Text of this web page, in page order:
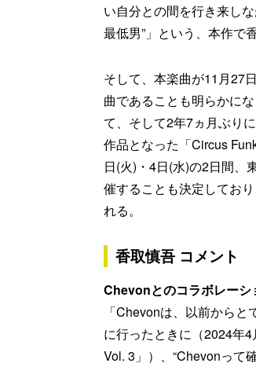
い自分との間を行き来し
最低男”」という、本作で
そして、本楽曲が11月27
曲であることも明らかに
て、そして2年7ヵ月ぶり
作品となった「Circus
日(火)・4日(水)の2日間、
催することも決定してお
れる。
香取慎吾 コメント
Chevonとのコラボレーシ
「Chevonは、以前から
に行ったときに（2024年
Vol. 3」）、“Chevonって